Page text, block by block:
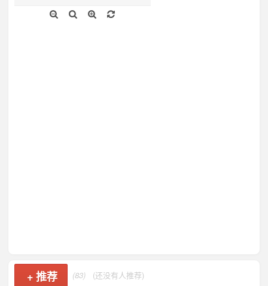
+推荐 (83) (还没有人推荐)